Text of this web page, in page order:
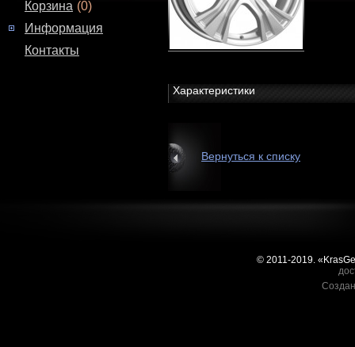
Корзина (0)
Информация
Контакты
Характеристики
Вернуться к списку
© 2011-2019.